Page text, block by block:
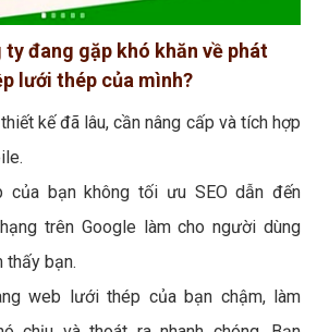
đang gặp khó khăn về phát
lưới thép của mình?
kế đã lâu, cần nâng cấp và tích hợp
của bạn không tối ưu SEO dẫn đến
trên Google làm cho người dùng
thấy bạn.
web lưới thép của bạn chậm, làm